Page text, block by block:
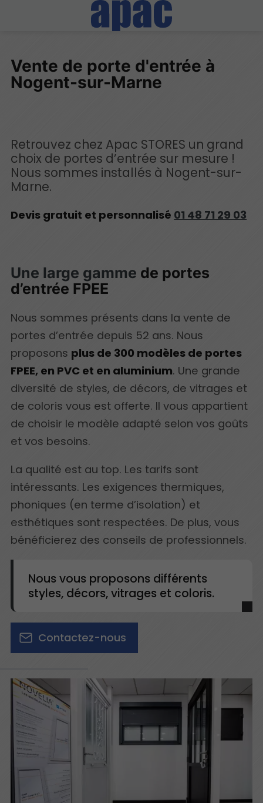
Vente de porte d'entrée à
Nogent-sur-Marne
Retrouvez chez Apac STORES un grand
choix de portes d’entrée sur mesure !
Nous sommes installés à Nogent-sur-
Marne.
Devis gratuit et personnalisé 01 48 71 29 03
Une large gamme de portes
d’entrée FPEE
Nous sommes présents dans la vente de
portes d’entrée depuis 52 ans. Nous
proposons plus de 300 modèles de portes
FPEE, en PVC et en aluminium. Une grande
diversité de styles, de décors, de vitrages et
de coloris vous est offerte. Il vous appartient
de choisir le modèle adapté selon vos goûts
et vos besoins.
La qualité est au top. Les tarifs sont
intéressants. Les exigences thermiques,
phoniques (en terme d’isolation) et
esthétiques sont respectées. De plus, vous
bénéficierez des conseils de professionnels.
Nous vous proposons différents
styles, décors, vitrages et coloris.
Contactez-nous